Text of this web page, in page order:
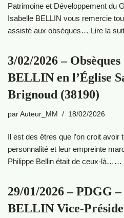
Patrimoine et Développement du
Isabelle BELLIN vous remercie
assisté aux obsèques… Lire la
3/02/2026 –
BELLIN en l’Église
Brignoud (38190)
par Auteur_MM 18/02/2026
Il est des êtres que l’on croit avoir
personnalité et leur empreinte
Philippe Bellin était de ceux-là……
29/01/2026 – PDGG
BELLIN Vice-